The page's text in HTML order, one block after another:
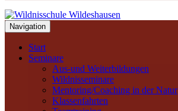
Navigation
Start
Seminare
Aus-und Weiterbildungen
Wildnisseminare
Mentoring/Coaching in der Natur
Klassenfahrten